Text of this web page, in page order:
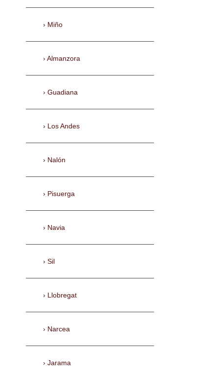
Miño
Almanzora
Guadiana
Los Andes
Nalón
Pisuerga
Navia
Sil
Llobregat
Narcea
Jarama